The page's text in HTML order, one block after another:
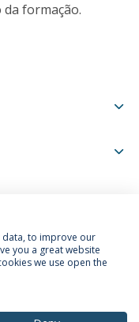
formação.
& Condições
data, to improve our
you a great website
we use open the